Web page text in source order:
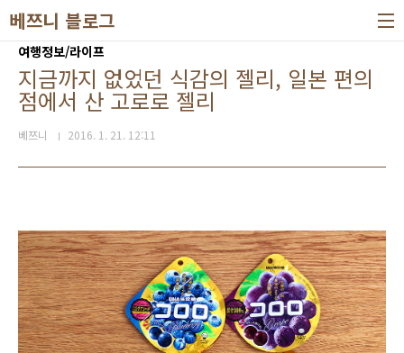
베쯔니 블로그
여행정보/라이프
지금까지 없었던 식감의 젤리, 일본 편의
점에서 산 고로로 젤리
베쯔니 2016. 1. 21. 12:11